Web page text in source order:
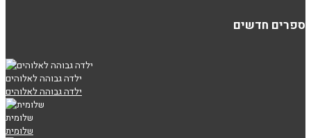
ספרים חדשים
ילדה גבוהה לאלוהים
ילדה גבוהה לאלוהים
שלומית
שלומית